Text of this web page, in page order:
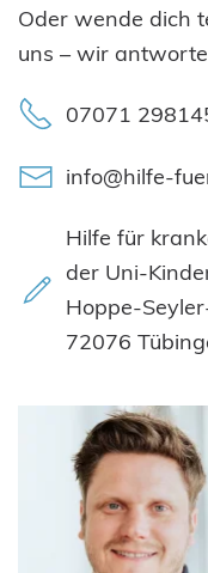
Oder wende dich
uns – wir
07071
info@hilfe-
Hilfe für
der Uni-
Hoppe-
72076